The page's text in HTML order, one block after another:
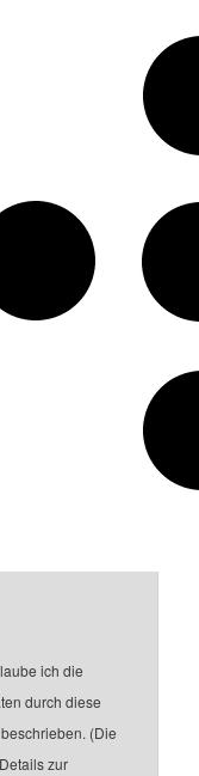
ich die
durch diese
(Die
zur